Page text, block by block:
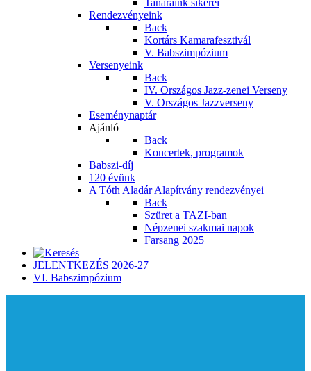
Tanáraink sikerei
Rendezvényeink
Back
Kortárs Kamarafesztivál
V. Babszimpózium
Versenyeink
Back
IV. Országos Jazz-zenei Verseny
V. Országos Jazzverseny
Eseménynaptár
Ajánló
Back
Koncertek, programok
Babszi-díj
120 évünk
A Tóth Aladár Alapítvány rendezvényei
Back
Szüret a TAZI-ban
Népzenei szakmai napok
Farsang 2025
JELENTKEZÉS 2026-27
VI. Babszimpózium